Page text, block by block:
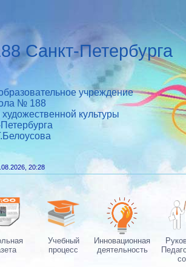
20:28
Санкт-Петербурга
учреждение
№ 188
культуры
Учебный
процесс
Инновационная
деятельность